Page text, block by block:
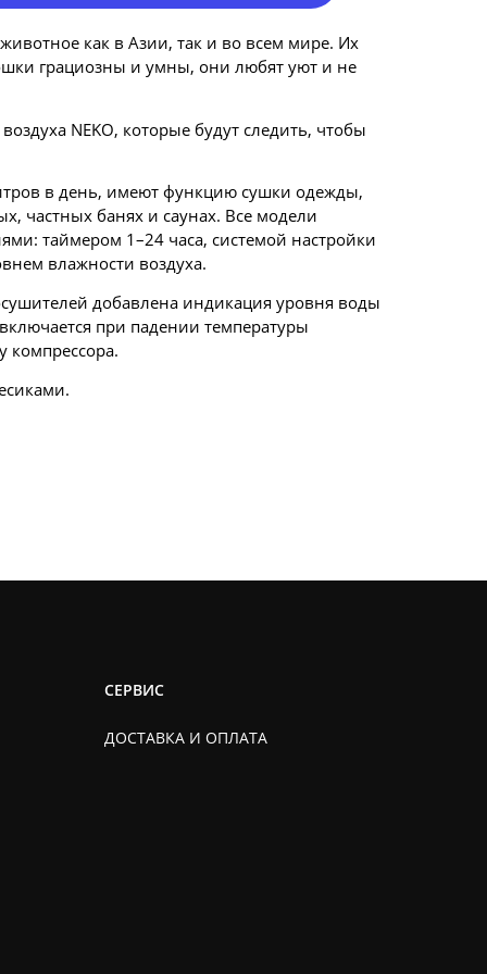
как в Азии, так и во всем мире. Их
грациозны и умны, они любят уют и не
NEKO, которые будут следить, чтобы
в день, имеют функцию сушки одежды,
частных банях и саунах. Все модели
таймером 1–24 часа, системой настройки
влажности воздуха.
добавлена индикация уровня воды
при падении температуры
компрессора.
СЕРВИС
ДОСТАВКА И ОПЛАТА